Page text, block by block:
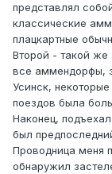
представлял
классические
плацкартные
Второй - такой же
все аммендорфы,
Усинск,
поездов была
Наконец,
был
Проводница меня
обнаружил